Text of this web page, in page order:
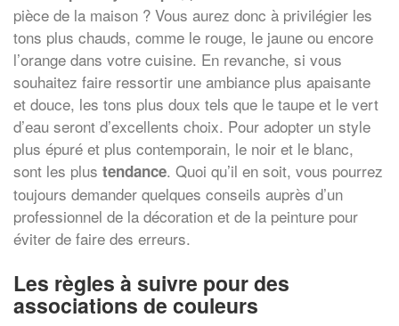
pièce de la maison ? Vous aurez donc à privilégier les
tons plus chauds, comme le rouge, le jaune ou encore
l’orange dans votre cuisine. En revanche, si vous
souhaitez faire ressortir une ambiance plus apaisante
et douce, les tons plus doux tels que le taupe et le vert
d’eau seront d’excellents choix. Pour adopter un style
plus épuré et plus contemporain, le noir et le blanc,
sont les plus tendance. Quoi qu’il en soit, vous pourrez
toujours demander quelques conseils auprès d’un
professionnel de la décoration et de la peinture pour
éviter de faire des erreurs.
Les règles à suivre pour des
associations de couleurs